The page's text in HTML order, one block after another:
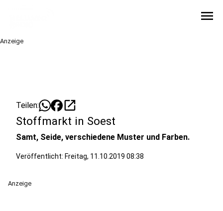
menu
Anzeige
Teilen: open_in_new
Stoffmarkt in Soest
Samt, Seide, verschiedene Muster und Farben.
Veröffentlicht: Freitag, 11.10.2019 08:38
Anzeige